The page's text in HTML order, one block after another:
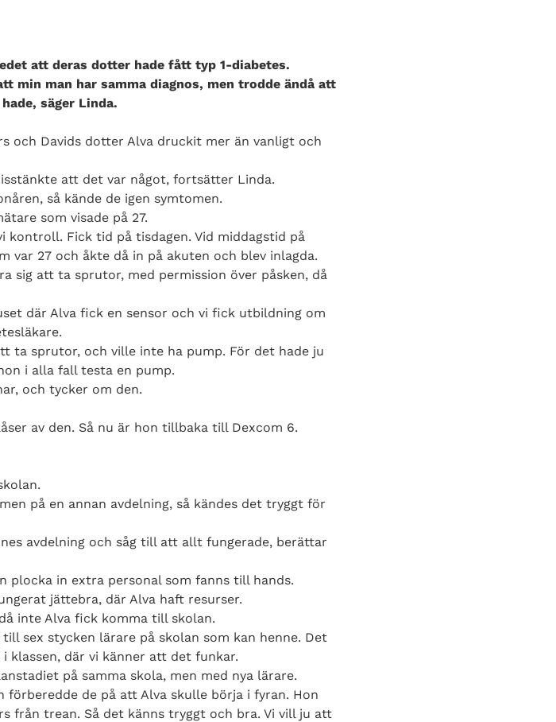
att deras dotter hade fått typ 1-diabetes.
min man har samma diagnos, men trodde ändå att
säger Linda.
och Davids dotter Alva druckit mer än vanligt och
att det var något, fortsätter Linda.
så kände de igen symtomen.
som visade på 27.
Fick tid på tisdagen. Vid middagstid på
var 27 och åkte då in på akuten och blev inlagda.
sig att ta sprutor, med permission över påsken, då
där Alva fick en sensor och vi fick utbildning om
ta sprutor, och ville inte ha pump. För det hade ju
i alla fall testa en pump.
och tycker om den.
av den. Så nu är hon tillbaka till Dexcom 6.
på en annan avdelning, så kändes det tryggt för
avdelning och såg till att allt fungerade, berättar
plocka in extra personal som fanns till hands.
jättebra, där Alva haft resurser.
inte Alva fick komma till skolan.
sex stycken lärare på skolan som kan henne. Det
klassen, där vi känner att det funkar.
på samma skola, men med nya lärare.
de på att Alva skulle börja i fyran. Hon
från trean. Så det känns tryggt och bra. Vi vill ju att